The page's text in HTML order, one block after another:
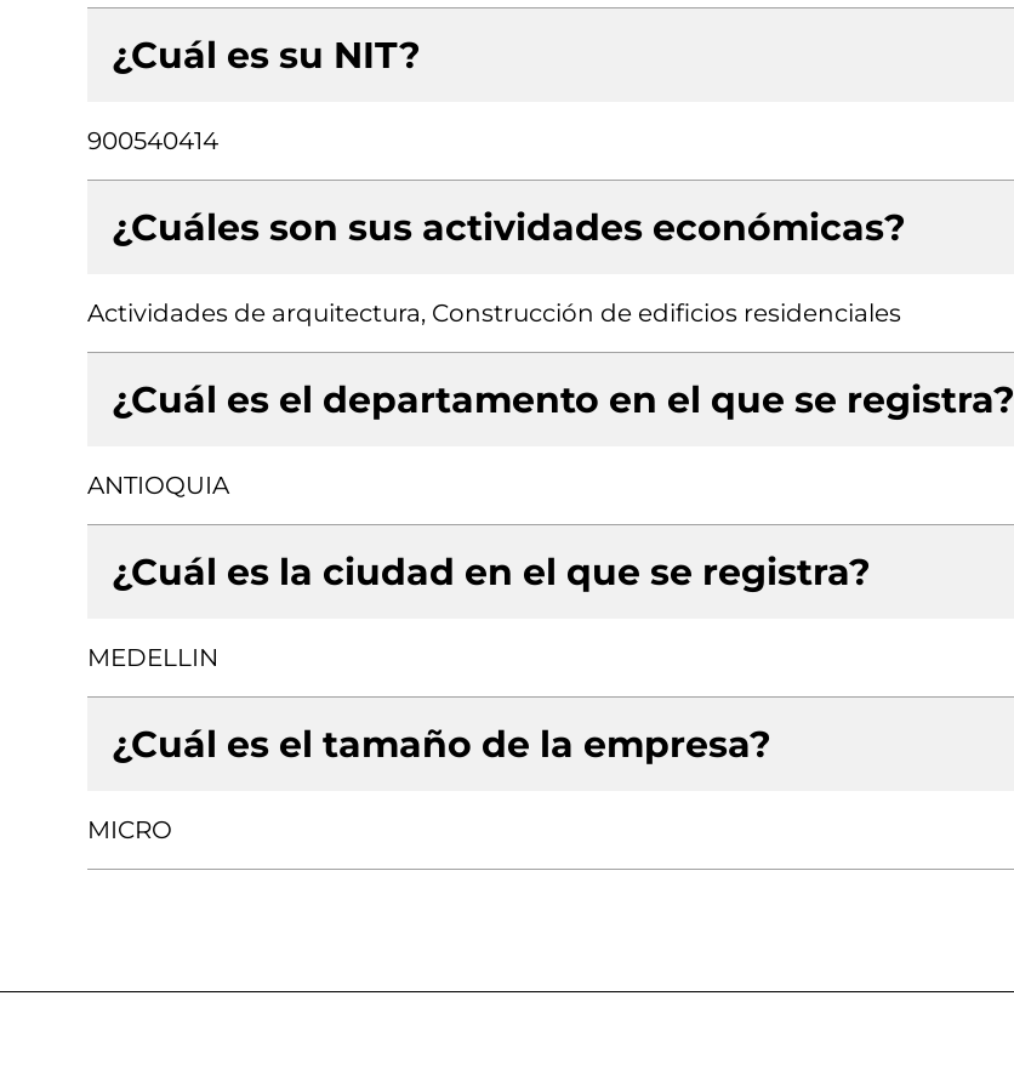
¿Cuál es su NIT?
900540414
¿Cuáles son sus actividades económicas?
Actividades de arquitectura, Construcción de edificios residenciales
¿Cuál es el departamento en el que se registra?
ANTIOQUIA
¿Cuál es la ciudad en el que se registra?
MEDELLIN
¿Cuál es el tamaño de la empresa?
MICRO